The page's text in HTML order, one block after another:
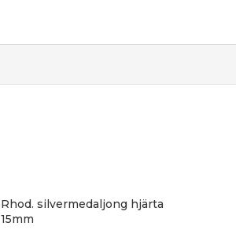
Rhod. silvermedaljong hjärta
15mm